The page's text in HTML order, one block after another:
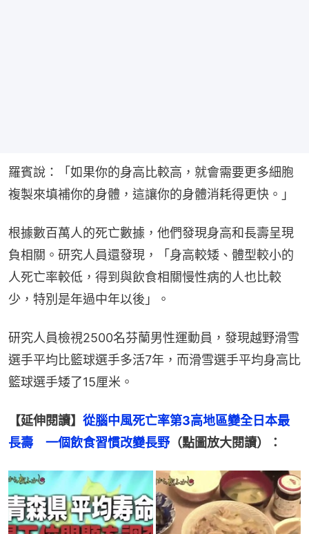
羅賓說：「如果你的身高比較高，就會需要更多細胞
複製來填補你的身體，這讓你的身體消耗得更快。」
根據數百萬人的死亡數據，他們發現身高和長壽呈現
負相關。研究人員還發現，「身高較矮、體型較小的
人死亡率較低，得到與飲食相關慢性病的人也比較
少，特別是年過中年以後」。
研究人員檢視2500名芬蘭男性運動員，發現越野滑雪
選手平均比籃球選手多活7年，而滑雪選手平均身高比
籃球選手矮了15厘米。
【延伸閱讀】 從腦中風死亡率第3高地區變全日本最
長壽　一個飲食習慣改變長野（點圖放大閱讀）：